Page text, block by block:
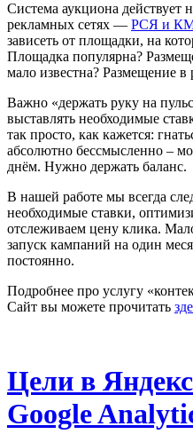
Система аукциона действует
рекламных сетях — РСЯ и
зависеть от площадки, на
Площадка популярна?
мало известна? Размещение в
Важно «держать руку на
выставлять необходимые
так просто, как кажется:
абсолютно бессмысленно –
днём. Нужно держать баланс.
В нашей работе мы всегда
необходимые ставки,
отслеживаем цену клика.
запуск кампаний на один
постоянно.
Подробнее про услугу
Сайт вы можете прочитать
Цели в
Google